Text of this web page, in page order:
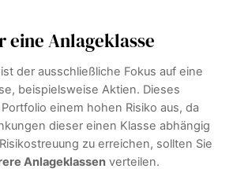
eine Anlageklasse
der ausschließliche Fokus auf eine
beispielsweise Aktien. Dieses
einem hohen Risiko aus, da
dieser einen Klasse abhängig
zu erreichen, sollten Sie
Anlageklassen verteilen.